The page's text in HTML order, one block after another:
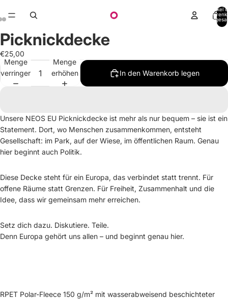
Artikel
Picknickdecke
€25,00
Menge
verringern
Menge
erhöhen
In den Warenkorb legen
Unsere NEOS EU Picknickdecke ist mehr als nur bequem – sie ist ein
Statement. Dort, wo Menschen zusammenkommen, entsteht
Gesellschaft: im Park, auf der Wiese, im öffentlichen Raum. Genau
hier beginnt auch Politik.
Diese Decke steht für ein Europa, das verbindet statt trennt. Für
offene Räume statt Grenzen. Für Freiheit, Zusammenhalt und die
Idee, dass wir gemeinsam mehr erreichen.
Setz dich dazu. Diskutiere. Teile.
Denn Europa gehört uns allen – und beginnt genau hier.
RPET Polar-Fleece 150 g/m² mit wasserabweisend beschichteter